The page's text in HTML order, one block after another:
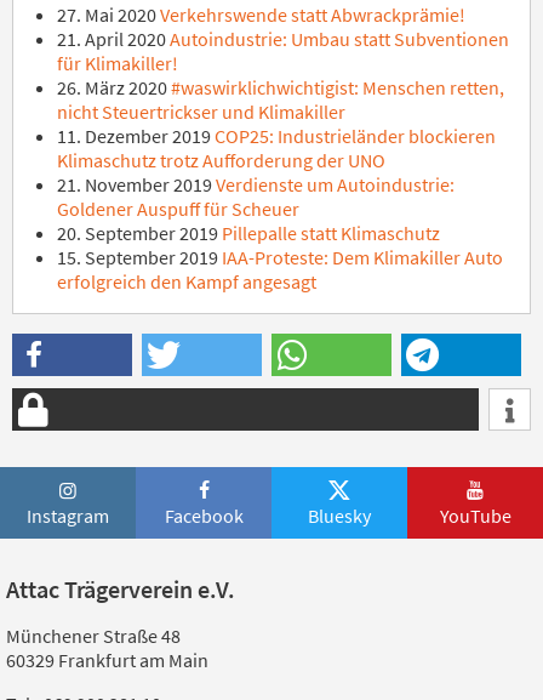
27. Mai 2020Verkehrswende statt Abwrackprämie!
21. April 2020Autoindustrie: Umbau statt Subventionen
für Klimakiller!
26. März 2020#waswirklichwichtigist: Menschen retten,
nicht Steuertrickser und Klimakiller
11. Dezember 2019COP25: Industrieländer blockieren
Klimaschutz trotz Aufforderung der UNO
21. November 2019Verdienste um Autoindustrie:
Goldener Auspuff für Scheuer
20. September 2019 Pillepalle statt Klimaschutz
15. September 2019 IAA-Proteste: Dem Klimakiller Auto
erfolgreich den Kampf angesagt
Instagram Facebook Bluesky YouTube
Attac Trägerverein e.V.
Münchener Straße 48
60329 Frankfurt am Main